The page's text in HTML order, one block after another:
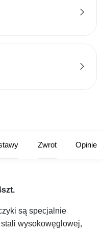
Zwrot Opinie
są specjalnie
wysokowęglowej,